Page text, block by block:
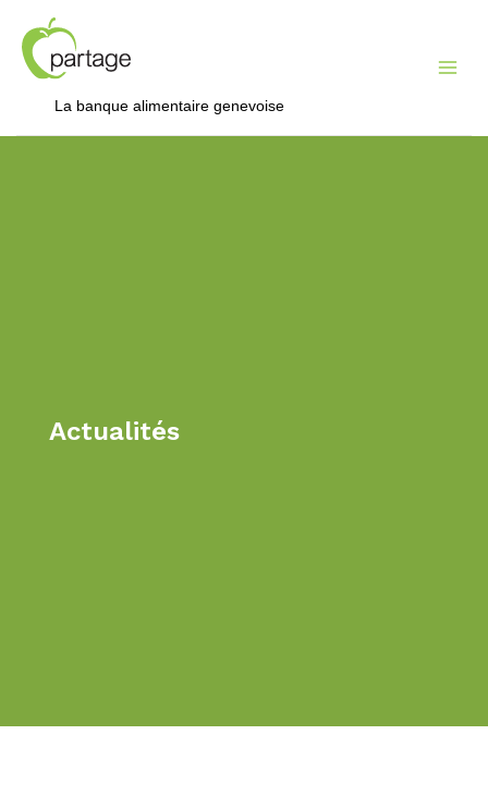
La banque alimentaire genevoise
Actualités